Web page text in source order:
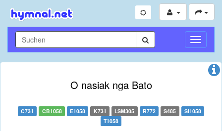
O nasiak nga Bato
C731 CB1058 E1058 K731 LSM305 R772 S485
Si1058
T1058